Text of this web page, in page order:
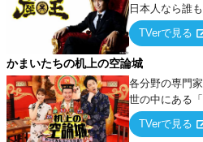
日本人なら誰
ーム』をベー
ケ・歌…など様
タを競い合う！
TVerで見る
かまいたちの机上の空論城
各分野の専門
世の中にある
みたらこうな
論”に若手芸人
TVerで見る